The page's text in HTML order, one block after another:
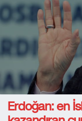
Erdoğan: en